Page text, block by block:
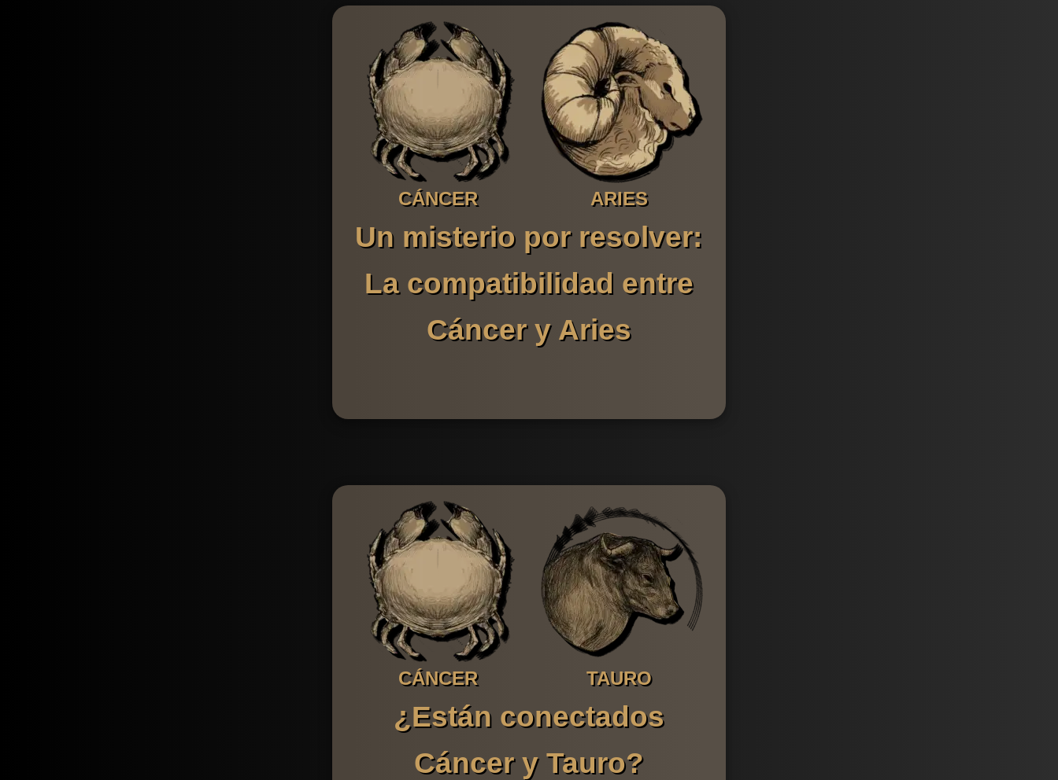
CÁNCER ARIES
Un misterio por resolver:
La compatibilidad entre
Cáncer y Aries
CÁNCER TAURO
¿Están conectados
Cáncer y Tauro?